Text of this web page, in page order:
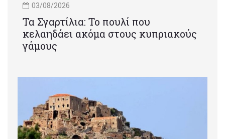
03/08/2026
Τα Σγαρτίλια: Το πουλί που
κελαηδάει ακόμα στους κυπριακούς
γάμους